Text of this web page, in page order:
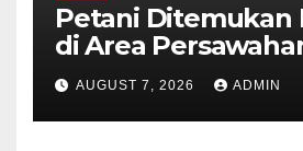
Petani Ditemukan
di Area
Polisi Pastikan
Tanda Kekerasan
AUGUST 7, 2026 ADMIN